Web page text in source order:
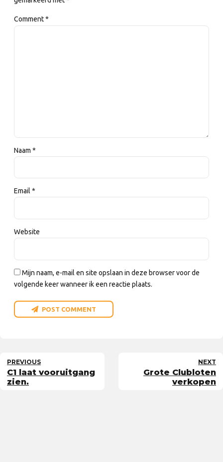
Comment*
Naam *
Email *
Website
Mijn naam, e-mail en site opslaan in deze browser voor de
volgende keer wanneer ik een reactie plaats.
POST COMMENT
PREVIOUS
C1 laat vooruitgang
zien.
NEXT
Grote Clubloten
verkopen